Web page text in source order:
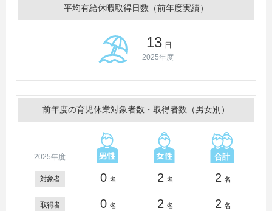
平均有給休暇取得日数（前年度実績）
13 日
2025年度
前年度の育児休業対象者数・取得者数（男女別）
2025年度
対象者 0 名 2 名 2 名
取得者 0 名 2 名 2 名